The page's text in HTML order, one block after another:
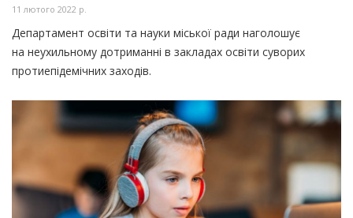
11 лютого 2022 р.
Департамент освіти та науки міської ради наголошує
на неухильному дотриманні в закладах освіти суворих
протиепідемічних заходів.